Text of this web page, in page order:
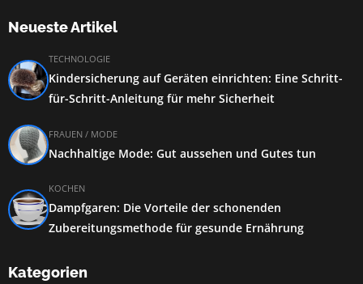
Neueste Artikel
TECHNOLOGIE
Kindersicherung auf Geräten einrichten: Eine Schritt-
für-Schritt-Anleitung für mehr Sicherheit
FRAUEN / MODE
Nachhaltige Mode: Gut aussehen und Gutes tun
KOCHEN
Dampfgaren: Die Vorteile der schonenden
Zubereitungsmethode für gesunde Ernährung
Kategorien